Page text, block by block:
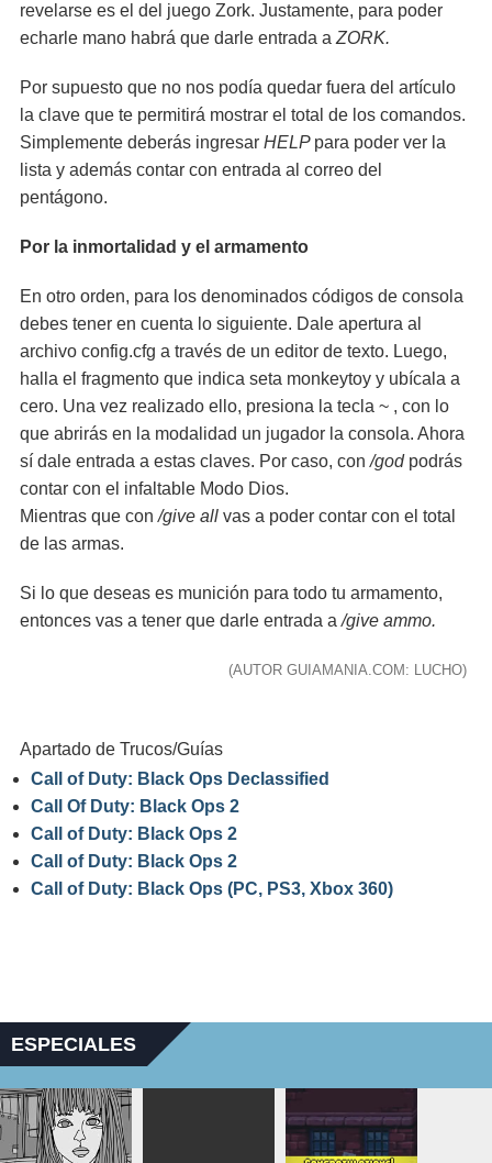
revelarse es el del juego Zork. Justamente, para poder
echarle mano habrá que darle entrada a ZORK.
Por supuesto que no nos podía quedar fuera del artículo
la clave que te permitirá mostrar el total de los comandos.
Simplemente deberás ingresar HELP para poder ver la
lista y además contar con entrada al correo del
pentágono.
Por la inmortalidad y el armamento
En otro orden, para los denominados códigos de consola
debes tener en cuenta lo siguiente. Dale apertura al
archivo config.cfg a través de un editor de texto. Luego,
halla el fragmento que indica seta monkeytoy y ubícala a
cero. Una vez realizado ello, presiona la tecla ~ , con lo
que abrirás en la modalidad un jugador la consola. Ahora
sí dale entrada a estas claves. Por caso, con/god podrás
contar con el infaltable Modo Dios.
Mientras que con/give all vas a poder contar con el total
de las armas.
Si lo que deseas es munición para todo tu armamento,
entonces vas a tener que darle entrada a/give ammo.
(AUTOR GUIAMANIA.COM: LUCHO)
Apartado de Trucos/Guías
Call of Duty: Black Ops Declassified
Call Of Duty: Black Ops 2
Call of Duty: Black Ops 2
Call of Duty: Black Ops 2
Call of Duty: Black Ops (PC, PS3, Xbox 360)
ESPECIALES